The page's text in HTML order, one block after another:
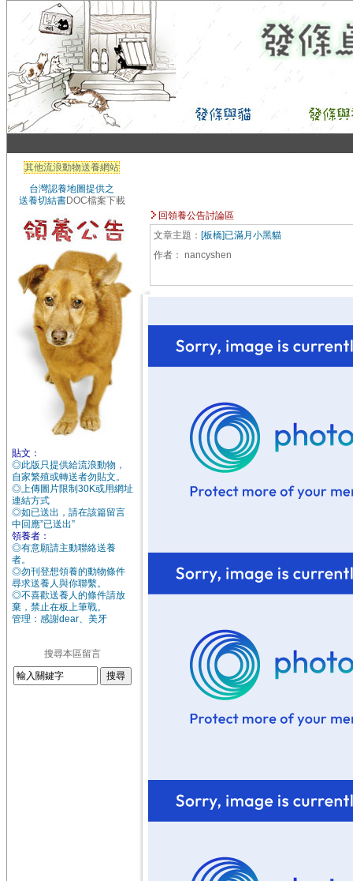
其他流浪動物送養網站
台灣認養地圖提供之
送養切結書DOC檔案下載
貼文：
◎此版只提供給流浪動物，
自家繁殖或轉送者勿貼文。
◎上傳圖片限制30K或用網址
連結方式
◎如已送出，請在該篇留言
中回應”已送出”
領養者：
◎有意願請主動聯絡送養
者。
◎勿刊登想領養的動物條件
尋求送養人與你聯繫。
◎不喜歡送養人的條件請放
棄，禁止在板上筆戰。
管理：感謝dear、美牙
搜尋本區留言
回領養公告討論區
文章主題： [板橋]已滿月小黑貓
作者： nancyshen